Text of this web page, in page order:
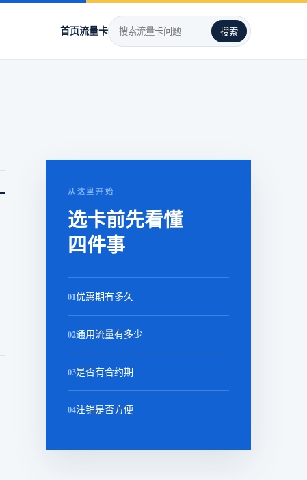
首页流量卡 搜索
从这里开始
选卡前先看懂
四件事
01优惠期有多久
02通用流量有多少
03是否有合约期
04注销是否方便